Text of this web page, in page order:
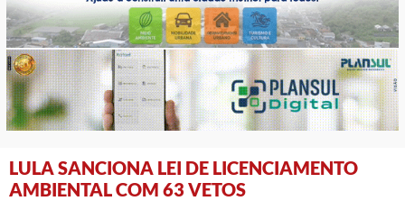
LULA SANCIONA LEI DE LICENCIAMENTO
AMBIENTAL COM 63 VETOS